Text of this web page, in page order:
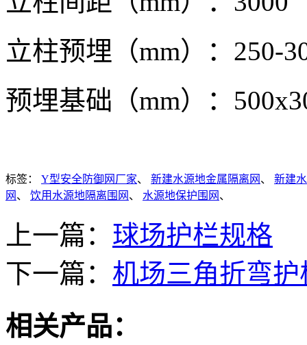
立柱预埋（mm）：250-
预埋基础（mm）：
标签： Y型安全防御网厂家、 新建水源地金属隔离网 、 新建
网 、 饮用水源地隔离围网 、 水源地保护围网 、
上一篇： 球场护栏规格
下一篇： 机场三角折弯
相关产品：